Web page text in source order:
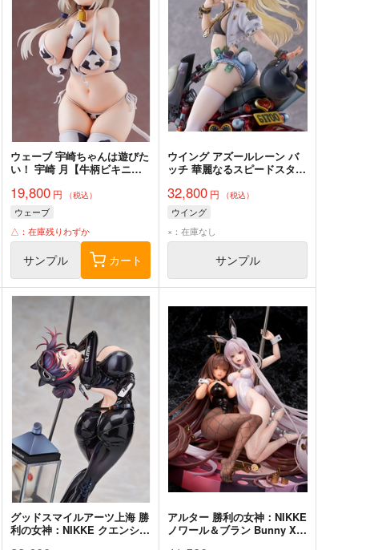
ウェーブ 宇崎ちゃんは遊びた
い！ 宇崎 月【牛柄ビキニ】
19,800 円 （税込）
ウェーブ
△：在庫残りわずか
サンプル カート
ウイング アズールレーン バ
ッチ 華麗なるスピードスター
32,800 円 （税込）
ウイング
×：在庫なし
サンプル
グッドスマイルアーツ上海 勝
利の女神：NIKKE クエンシ
アルター 勝利の女神：NIKKE
ノワール＆ブラン Bunny X